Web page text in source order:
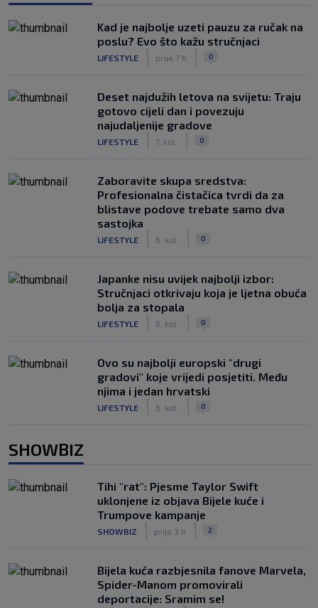
Kad je najbolje uzeti pauzu za ručak na
poslu? Evo što kažu stručnjaci
LIFESTYLE prije 7 h 0
Deset najdužih letova na svijetu: Traju
gotovo cijeli dan i povezuju
najudaljenije gradove
LIFESTYLE 7. kol. 0
Zaboravite skupa sredstva:
Profesionalna čistačica tvrdi da za
blistave podove trebate samo dva
sastojka
LIFESTYLE 6. kol. 0
Japanke nisu uvijek najbolji izbor:
Stručnjaci otkrivaju koja je ljetna obuća
bolja za stopala
LIFESTYLE 6. kol. 0
Ovo su najbolji europski "drugi
gradovi" koje vrijedi posjetiti. Među
njima i jedan hrvatski
LIFESTYLE 6. kol. 0
SHOWBIZ
Tihi "rat": Pjesme Taylor Swift
uklonjene iz objava Bijele kuće i
Trumpove kampanje
SHOWBIZ prije 3 h 2
Bijela kuća razbjesnila fanove Marvela,
Spider-Manom promovirali
deportacije: Sramim se!